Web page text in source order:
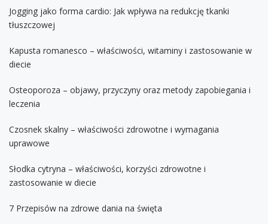
Jogging jako forma cardio: Jak wpływa na redukcję tkanki
tłuszczowej
Kapusta romanesco – właściwości, witaminy i zastosowanie w
diecie
Osteoporoza – objawy, przyczyny oraz metody zapobiegania i
leczenia
Czosnek skalny – właściwości zdrowotne i wymagania
uprawowe
Słodka cytryna – właściwości, korzyści zdrowotne i
zastosowanie w diecie
7 Przepisów na zdrowe dania na święta